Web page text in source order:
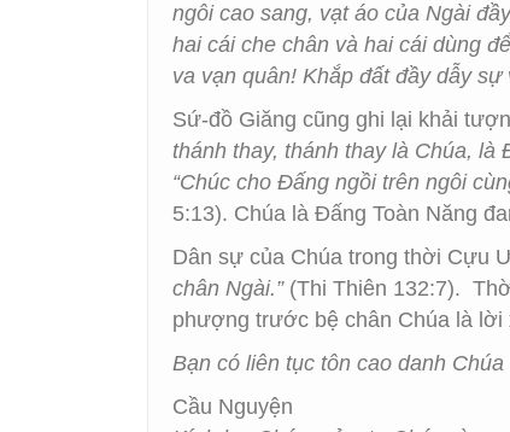
ngôi cao sang, vạt áo của Ngài
hai cái che chân và hai cái dùng
va vạn quân! Khắp đất đầy dẫy sự
Sứ-đồ Giăng cũng ghi lại khải
thánh thay, thánh thay là Chúa,
“Chúc cho Đấng ngồi trên ngôi
5:13). Chúa là Đấng Toàn Năng
Dân sự của Chúa trong thời Cựu
chân Ngài.”(Thi Thiên 132:7).
phượng trước bệ chân Chúa là
Bạn có liên tục tôn cao danh
Cầu Nguyện